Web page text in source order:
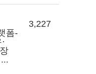
폼-
3,227